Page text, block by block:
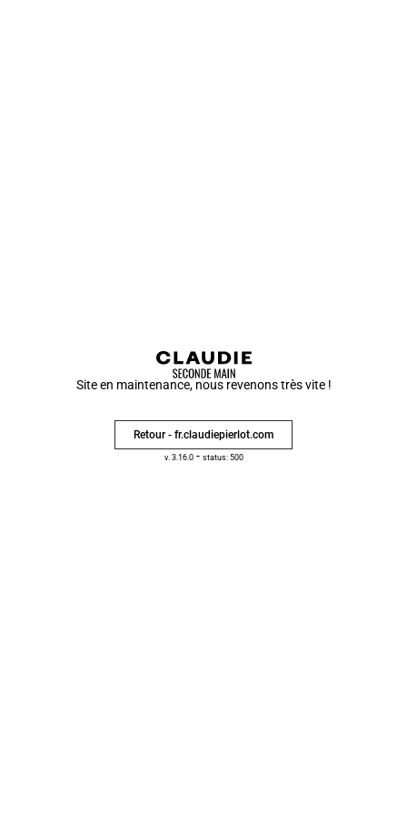
Site en maintenance, nous revenons très vite !
Retour - fr.claudiepierlot.com
v. 3.16.0- status: 500